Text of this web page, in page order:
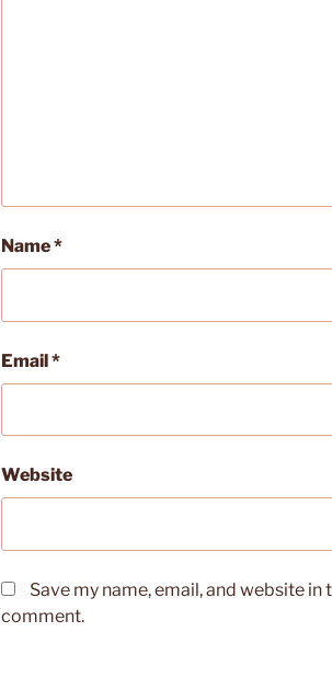
Name*
Email*
Website
Save my name, email, and website
comment.